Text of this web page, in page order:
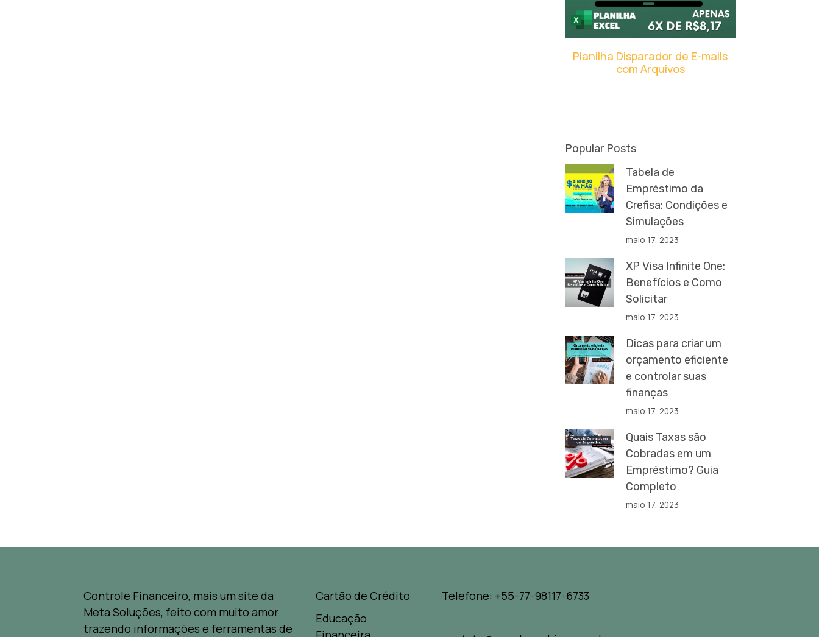
Planilha Disparador de E-mails
com Arquivos
Popular Posts
Tabela de
Empréstimo da
Crefisa: Condições e
Simulações
maio 17, 2023
XP Visa Infinite One:
Benefícios e Como
Solicitar
maio 17, 2023
Dicas para criar um
orçamento eficiente
e controlar suas
finanças
maio 17, 2023
Quais Taxas são
Cobradas em um
Empréstimo? Guia
Completo
maio 17, 2023
Controle Financeiro, mais um site da
Meta Soluções, feito com muito amor
trazendo informações e ferramentas de
Cartão de Crédito
Educação
Telefone: +55-77-98117-6733